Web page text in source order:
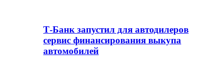
Т-Банк запустил для автодилеров
сервис финансирования выкупа
автомобилей